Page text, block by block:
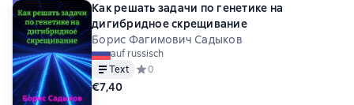
Как решать задачи по генетике на
дигибридное скрещивание
Борис Фагимович Садыков
auf russisch
Text
Средний рейтинг 0 на основе 0 оценок
0
€7,40